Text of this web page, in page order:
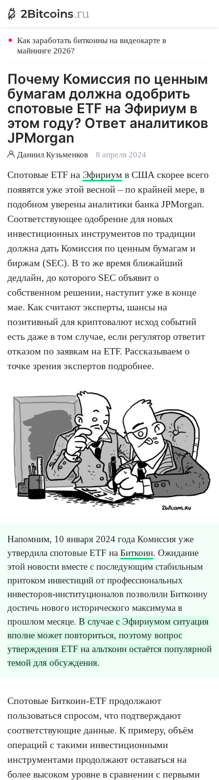
Как заработать биткоины на видеокарте в
майнинге 2026?
Почему Комиссия по ценным
бумагам должна одобрить
спотовые ETF на Эфириум в
этом году? Ответ аналитиков
JPMorgan
Даниил Кузьменков 8 апреля 2024
Спотовые ETF на Эфириум в США скорее всего
появятся уже этой весной – по крайней мере, в
подобном уверены аналитики банка JPMorgan.
Соответствующее одобрение для новых
инвестиционных инструментов по традиции
должна дать Комиссия по ценным бумагам и
биржам (SEC). В то же время ближайший
дедлайн, до которого SEC объявит о
собственном решении, наступит уже в конце
мае. Как считают эксперты, шансы на
позитивный для криптовалют исход событий
есть даже в том случае, если регулятор ответит
отказом по заявкам на ETF. Рассказываем о
точке зрения экспертов подробнее.
Напомним, 10 января 2024 года Комиссия уже
утвердила спотовые ETF на Биткоин. Ожидание
этой новости вместе с последующим стабильным
притоком инвестиций от профессиональных
инвесторов-институционалов позволили Биткоину
достичь нового исторического максимума в
прошлом месяце. В случае с Эфириумом ситуация
вполне может повториться, поэтому вопрос
утверждения ETF на альткоин остаётся популярной
темой для обсуждения.
Спотовые Биткоин-ETF продолжают
пользоваться спросом, что подтверждают
соответствующие данные. К примеру, объём
операций с такими инвестиционными
инструментами продолжают оставаться на
более высоком уровне в сравнении с первыми